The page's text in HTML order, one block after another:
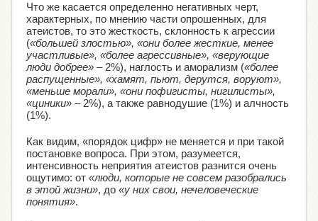
Что же касается определенно негативных черт,
характерных, по мнению части опрошенных, для
атеистов, то это жесткость, склонность к агрессии
(«большей злостью», «они более жесткие, менее
участливые», «более агрессивные», «верующие
люди добрее» – 2%), наглость и аморализм («более
распущенные», «хамят, пьют, дерутся, воруют»,
«меньше морали», «они пофигисты, нигилисты»,
«циники» – 2%), а также равнодушие (1%) и алчность
(1%).
Как видим, «порядок цифр» не меняется и при такой
постановке вопроса. При этом, разумеется,
интенсивность неприятия атеистов разнится очень
ощутимо: от «люди, которые не совсем разобрались
в этой жизни», до «у них свои, нечеловеческие
понятия».